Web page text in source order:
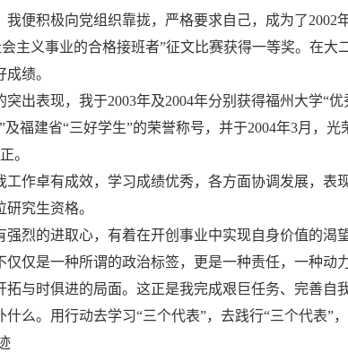
我便积极向党组织靠拢，严格要求自己，成为了
会主义事业的合格接班者”征文比赛获得一等奖。在
绩。
突出表现，我于2003年及2004年分别获得福州大学“
及福建省“三好学生”的荣誉称号，并于2004年3月，
。
工作卓有成效，学习成绩优秀，各方面协调发展，表
究生资格。
强烈的进取心，有着在开创事业中实现自身价值的渴
仅仅是一种所谓的政治标签，更是一种责任，一种
拓与时俱进的局面。这正是我完成艰巨任务、完善自
什么。用行动去学习“三个代表”，去践行“三个代表”